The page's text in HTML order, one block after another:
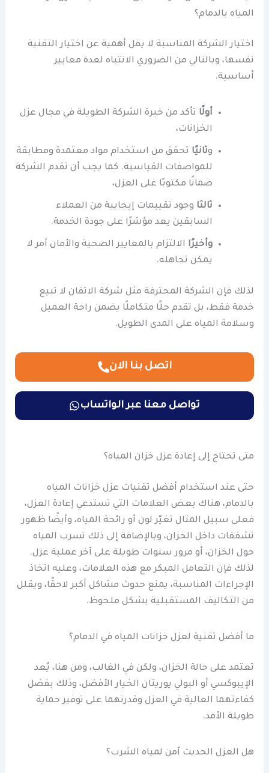
المياه بالدمام؟
اختيار الشركة المناسبة لا يقل أهمية عن اختيار التقنية
نفسها، وبالتالي من الضروري الانتباه لعدة معايير
أساسية.
أولًا تأكد من خبرة الشركة الطويلة في مجال عزل
الخزانات،
وثانيًا تحقق من استخدام مواد معتمدة ومطابقة
للمواصفات القياسية. كما يجب أن تقدم الشركة
ضمانًا مكتوبًا على العزل،
ثالثا وجود تقييمات إيجابية من العملاء
السابقين يعد مؤشرًا على جودة الخدمة.
وأخيرًا الالتزام بالمعايير الصحية والأمان أمر لا
يمكن تجاهله.
لذلك فإن الشركة المحترفة مثل شركة الاتقان لا تبيع
خدمة فقط، بل تقدم حلًا متكاملًا يضمن راحة العميل
وسلامة المياه على المدى الطويل.
اتصل بنا الان
تواصل معنا عبر الواتساب
متى تحتاج إلى إعادة عزل خزان المياه؟
حتى عند استخدام أفضل تقنيات عزل خزانات المياه
بالدمام، هناك بعض العلامات التي تستدعي إعادة العزل،
فعلى سبيل المثال تغيّر لون أو رائحة المياه، وأيضًا ظهور
تشققات داخل الخزان، وبالإضافة إلى ذلك تسرب المياه
حول الخزان، أو مرور سنوات طويلة على آخر عملية عزل.
لذلك فإن التعامل المبكر مع هذه العلامات، وعليه اتخاذ
الإجراءات المناسبة، يمنع حدوث مشاكل أكبر لاحقًا، ويقلل
من التكاليف المستقبلية بشكل ملحوظ.
ما أفضل تقنية لعزل خزانات المياه في الدمام؟
تعتمد على حالة الخزان، ولكن في الغالب، ومن هنا، يُعد
الإيبوكسي أو البولي يوريثان الخيار الأفضل، وذلك بفضل
كفاءتهما العالية في العزل وقدرتهما على توفير حماية
طويلة الأمد.
هل العزل الحديث آمن لمياه الشرب؟